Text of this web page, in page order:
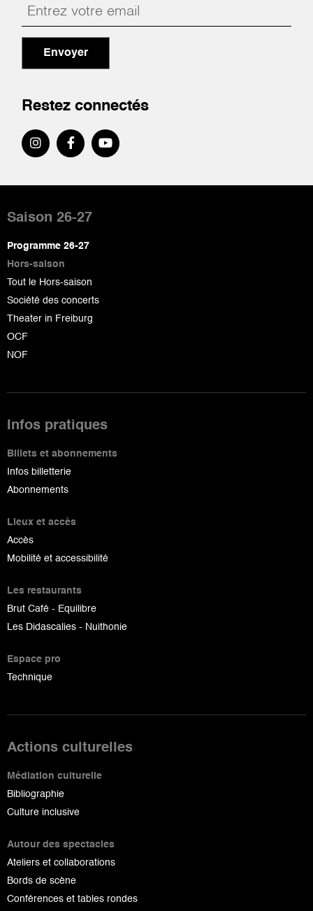
Envoyer
Restez connectés
de
page
Saison 26-27
Programme 26-27
Hors-saison
Tout le Hors-saison
Société des concerts
Theater in Freiburg
OCF
NOF
Infos pratiques
Billets et abonnements
Infos billetterie
Abonnements
Lieux et accès
Accès
Mobilité et accessibilité
Les restaurants
Brut Café - Equilibre
Les Didascalies - Nuithonie
Espace pro
Technique
Actions culturelles
Médiation culturelle
Bibliographie
Culture inclusive
Autour des spectacles
Ateliers et collaborations
Bords de scène
Conférences et tables rondes